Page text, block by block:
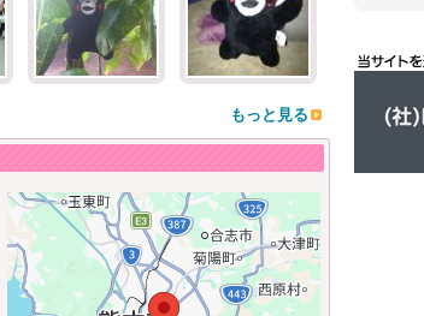
もっと見る